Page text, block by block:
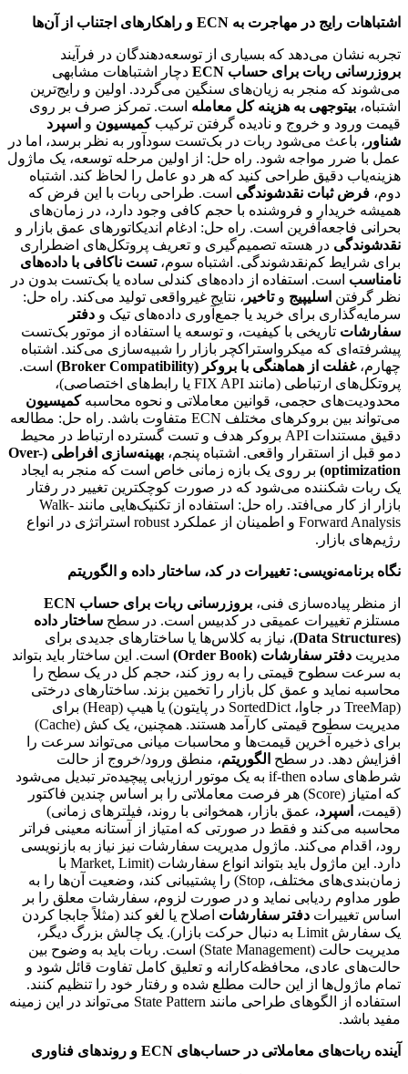
اشتباهات رایج در مهاجرت به ECN و راهکارهای اجتناب از آن‌ها
تجربه نشان می‌دهد که بسیاری از توسعه‌دهندگان در فرآیند
بروزرسانی ربات برای حساب ECN
دچار اشتباهات مشابهی
می‌شوند که منجر به زیان‌های سنگین می‌گردد. اولین و رایج‌ترین
اشتباه، بیتوجهی به هزینه کل معامله است. تمرکز صرف بر روی
قیمت ورود و خروج و نادیده گرفتن ترکیبکمیسیون و اسپرد
شناور ، باعث می‌شود ربات در بک‌تست سودآور به نظر برسد، اما در
عمل با ضرر مواجه شود. راه حل: از اولین مرحله توسعه، یک ماژول
هزینه‌یاب دقیق طراحی کنید که هر دو عامل را لحاظ کند. اشتباه
دوم، فرض ثبات نقدشوندگی است. طراحی ربات با این فرض که
همیشه خریدار و فروشنده با حجم کافی وجود دارد، در زمان‌های
بحرانی فاجعه‌آفرین است. راه حل: ادغام اندیکاتورهای عمق بازار و
نقدشوندگی در هسته تصمیم‌گیری و تعریف پروتکل‌های اضطراری
برای شرایط کم‌نقدشوندگی. اشتباه سوم،تست ناکافی با داده‌های
نامناسب است. استفاده از داده‌های کندلی ساده یا بک‌تست بدون در
نظر گرفتن اسلیپیج وتاخیر ، نتایج غیرواقعی تولید می‌کند. راه حل:
سرمایه‌گذاری برای خرید یا جمع‌آوری داده‌های تیک و دفتر
سفارشات تاریخی با کیفیت، و توسعه یا استفاده از موتور بک‌تست
پیشرفته‌ای که میکرواستراکچر بازار را شبیه‌سازی می‌کند. اشتباه
چهارم،غفلت از هماهنگی با بروکر (Broker Compatibility)
است.
پروتکل‌های ارتباطی (مانند FIX API یا رابط‌های اختصاصی)،
محدودیت‌های حجمی، قوانین معاملاتی و نحوه محاسبهکمیسیون
می‌تواند بین بروکرهای مختلف ECN متفاوت باشد. راه حل: مطالعه
دقیق مستندات API بروکر هدف و تست گسترده ارتباط در محیط
دمو قبل از استقرار واقعی. اشتباه پنجم،
بهینه‌سازی افراطی (Over-
optimization) بر روی یک بازه زمانی خاص است که منجر به ایجاد
یک ربات شکننده می‌شود که در صورت کوچکترین تغییر در رفتار
بازار از کار می‌افتد. راه حل: استفاده از تکنیک‌هایی مانند Walk-
Forward Analysis و اطمینان از عملکرد robust استراتژی در انواع
رژیم‌های بازار.
نگاه برنامه‌نویسی: تغییرات در کد، ساختار داده و الگوریتم
از منظر پیاده‌سازی فنی، بروزرسانی ربات برای حساب ECN
مستلزم تغییرات عمیقی در کدبیس است. در سطح ساختار داده
(Data Structures)
، نیاز به کلاس‌ها یا ساختارهای جدیدی برای
مدیریت دفتر سفارشات (Order Book)
است. این ساختار باید بتواند
به سرعت سطوح قیمتی را به روز کند، حجم کل در یک سطح را
محاسبه نماید و عمق کل بازار را تخمین بزند. ساختارهای درختی
(TreeMap در جاوا، SortedDict در پایتون) یا هیپ (Heap) برای
مدیریت سطوح قیمتی کارآمد هستند. همچنین، یک کش (Cache)
برای ذخیره آخرین قیمت‌ها و محاسبات میانی می‌تواند سرعت را
افزایش دهد. در سطح الگوریتم، منطق ورود/خروج از حالت
شرط‌های ساده if-then به یک موتور ارزیابی پیچیده‌تر تبدیل می‌شود
که امتیاز (Score) هر فرصت معاملاتی را بر اساس چندین فاکتور
(قیمت، اسپرد، عمق بازار، همخوانی با روند، فیلترهای زمانی)
محاسبه می‌کند و فقط در صورتی که امتیاز از آستانه معینی فراتر
رود، اقدام می‌کند. ماژول مدیریت سفارشات نیز نیاز به بازنویسی
دارد. این ماژول باید بتواند انواع سفارشات (Market, Limit با
زمان‌بندی‌های مختلف، Stop) را پشتیبانی کند، وضعیت آن‌ها را به
طور مداوم ردیابی نماید و در صورت لزوم، سفارشات معلق را بر
اساس تغییرات دفتر سفارشات اصلاح یا لغو کند (مثلاً جابجا کردن
یک سفارش Limit به دنبال حرکت بازار). یک چالش بزرگ دیگر،
مدیریت حالت (State Management) است. ربات باید به وضوح بین
حالت‌های عادی، محافظه‌کارانه و تعلیق کامل تفاوت قائل شود و
تمام ماژول‌ها از این حالت مطلع شده و رفتار خود را تنظیم کنند.
استفاده از الگوهای طراحی مانند State Pattern می‌تواند در این زمینه
مفید باشد.
آینده ربات‌های معاملاتی در حساب‌های ECN و روندهای فناوری